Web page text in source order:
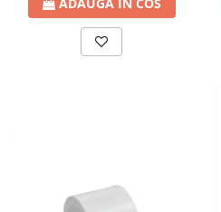
electrice
Seminee si Sobe